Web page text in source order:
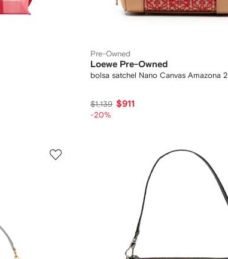
Pre-Owned
Loewe Pre-Owned
bolsa satchel Nano Canvas Amazona
$1,139 $911
-20%